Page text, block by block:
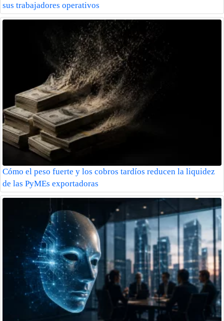
sus trabajadores operativos
Cómo el peso fuerte y los cobros tardíos reducen la liquidez
de las PyMEs exportadoras